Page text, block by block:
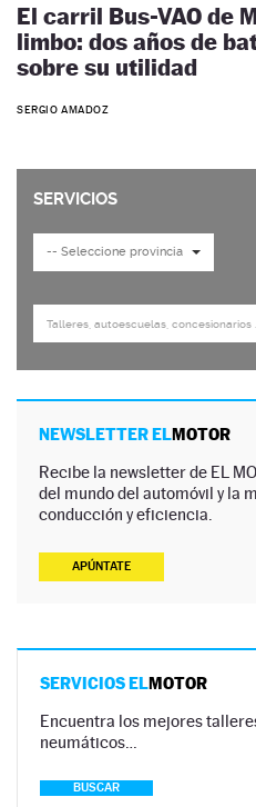
El carril Bus-VAO de
limbo: dos años de
sobre su utilidad
SERGIO AMADOZ
NEWSLETTER ELMOTOR
Recibe la newsletter de EL
del mundo del automóvil y la
conducción y eficiencia.
APÚNTATE
SERVICIOS ELMOTOR
Encuentra los mejores
neumáticos…
BUSCAR